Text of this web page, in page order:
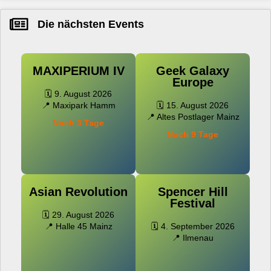
Die nächsten Events
MAXIPERIUM IV
🗓️ 9. August 2026
📍 Maxipark Hamm
Noch 3 Tage
Geek Galaxy
Europe
🗓️ 15. August 2026
📍 Altes Postlager Mainz
Noch 9 Tage
Asian Revolution
🗓️ 29. August 2026
📍 Halle 45 Mainz
Spencer Hill
Festival
🗓️ 4. September 2026
📍 Ilmenau